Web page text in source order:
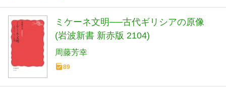
ミケーネ文明──古代ギリシアの原像
(岩波新書 新赤版 2104)
周藤芳幸
89